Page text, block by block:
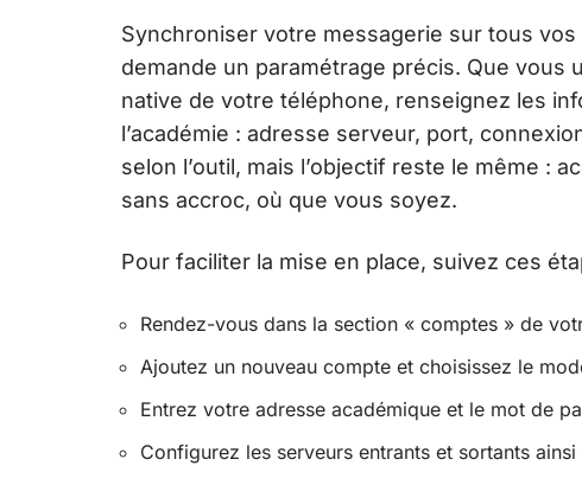
Synchroniser votre messagerie sur tous
demande un paramétrage précis. Que vous
native de votre téléphone, renseignez les
l’académie : adresse serveur, port,
selon l’outil, mais l’objectif reste le même :
sans accroc, où que vous soyez.
Pour faciliter la mise en place, suivez ces
Rendez-vous dans la section « comptes » de
Ajoutez un nouveau compte et choisissez le
Entrez votre adresse académique et le mot de
Configurez les serveurs entrants et sortants